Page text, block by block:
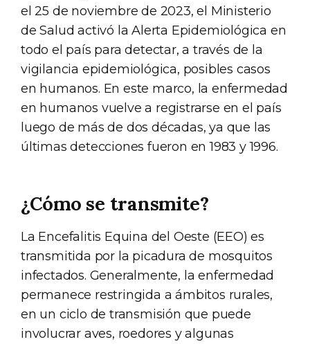
el 25 de noviembre de 2023, el Ministerio
de Salud activó la Alerta Epidemiológica en
todo el país para detectar, a través de la
vigilancia epidemiológica, posibles casos
en humanos. En este marco, la enfermedad
en humanos vuelve a registrarse en el país
luego de más de dos décadas, ya que las
últimas detecciones fueron en 1983 y 1996.
¿Cómo se transmite?
La Encefalitis Equina del Oeste (EEO) es
transmitida por la picadura de mosquitos
infectados. Generalmente, la enfermedad
permanece restringida a ámbitos rurales,
en un ciclo de transmisión que puede
involucrar aves, roedores y algunas